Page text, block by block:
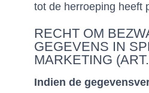
tot de herroeping heeft
RECHT OM
GEGEVENS IN
MARKETING
Indien de